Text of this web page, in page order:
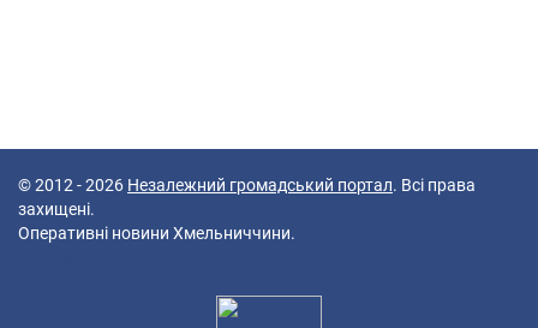
© 2012 - 2026 Незалежний громадський портал. Всі права
захищені.
Оперативні новини Хмельниччини.